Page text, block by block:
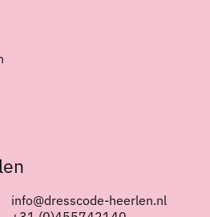
info@dresscode-heerlen.nl